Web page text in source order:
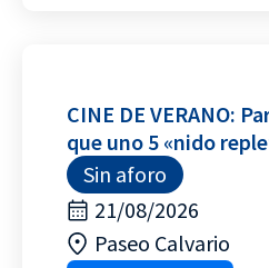
CINE DE VERANO:
que uno 5 «nido
Sin aforo
21/08/2026
Paseo Calvario